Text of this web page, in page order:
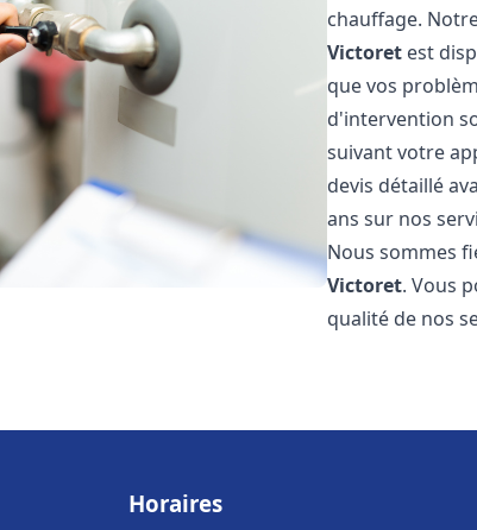
chauffage.
Victoret est
que vos
d'intervention
suivant votre
devis détaillé
ans sur nos
Nous sommes
Victoret. Vous
qualité de nos
Horaires